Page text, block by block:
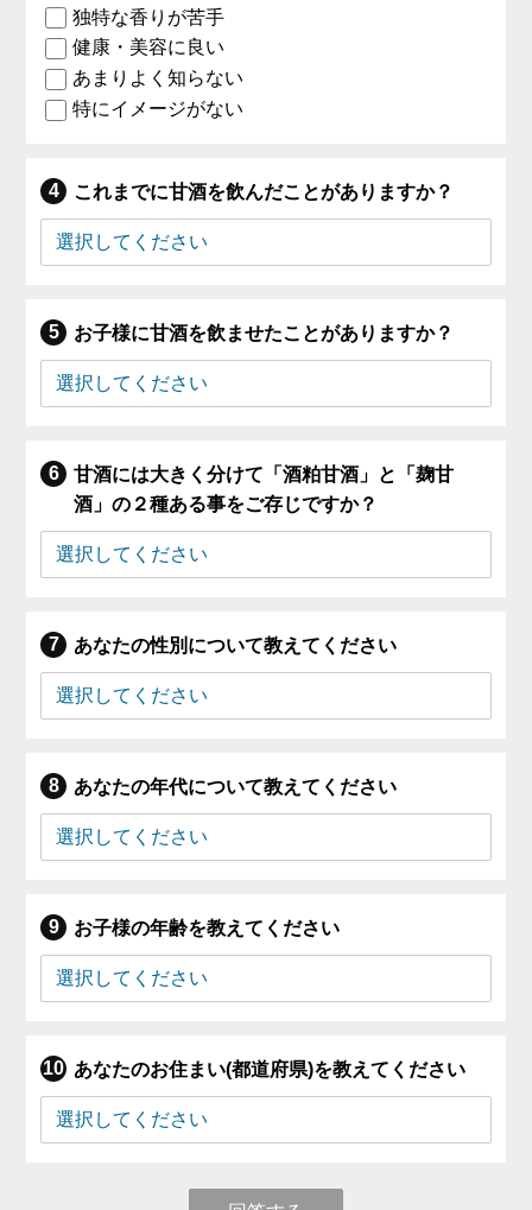
独特な香りが苦手
健康・美容に良い
あまりよく知らない
特にイメージがない
これまでに甘酒を飲んだことがありますか？
お子様に甘酒を飲ませたことがありますか？
甘酒には大きく分けて「酒粕甘酒」と「麹甘
酒」の２種ある事をご存じですか？
あなたの性別について教えてください
あなたの年代について教えてください
お子様の年齢を教えてください
あなたのお住まい(都道府県)を教えてください